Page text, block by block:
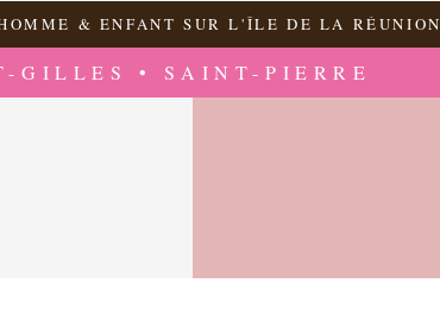
& ENFANT SUR L'ÎLE DE LA RÉUNION
GILLES • SAINT-PIERRE